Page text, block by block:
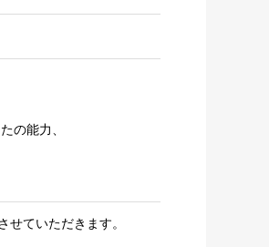
の能力、
ていただきます。